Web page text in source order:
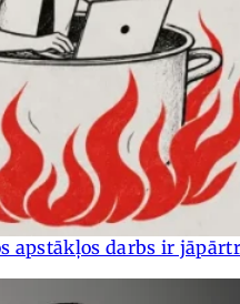
apstākļos darbs ir